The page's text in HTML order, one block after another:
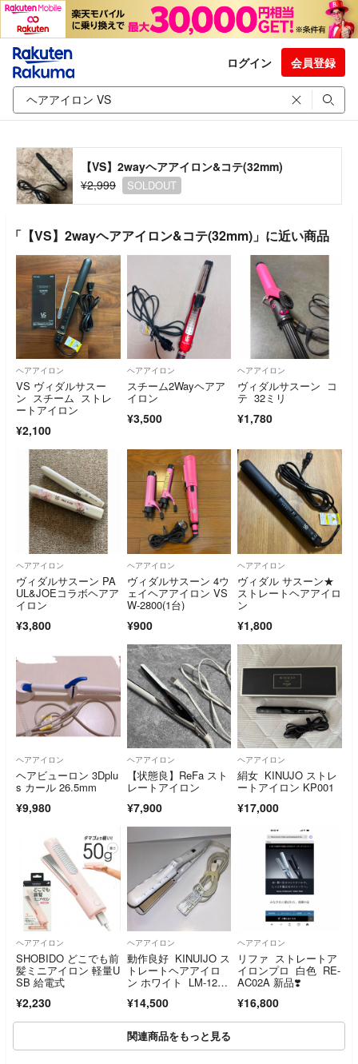
ログイン 会員登録
【VS】2wayヘアアイロン&コテ(32mm)
¥2,999
SOLDOUT
「【VS】2wayヘアアイロン&コテ(32mm)」に近い商品
ヘアアイロン
VS ヴィダルサスー
ン スチーム ストレ
ートアイロン
¥2,100
ヘアアイロン
スチーム2Wayヘアア
イロン
¥3,500
ヘアアイロン
ヴィダルサスーン コ
テ 32ミリ
¥1,780
ヘアアイロン
ヴィダルサスーン PA
UL&JOEコラボヘアア
イロン
¥3,800
ヘアアイロン
ヴィダルサスーン 4ウ
ェイヘアアイロン VS
W-2800(1台)
¥900
ヘアアイロン
ヴィダル サスーン★
ストレートヘアアイロ
ン
¥1,800
ヘアアイロン
ヘアビューロン 3Dplu
s カール 26.5mm
¥9,980
ヘアアイロン
【状態良】ReFa スト
レートアイロン
¥7,900
ヘアアイロン
絹女 KINUJO ストレ
ートアイロン KP001
¥17,000
ヘアアイロン
SHOBIDO どこでも前
髪ミニアイロン 軽量U
SB 給電式
¥2,230
ヘアアイロン
動作良好 KINUIJO ス
トレートヘアアイロ
ン ホワイト LM-12
¥14,500
ヘアアイロン
リファ ストレートア
イロンプロ 白色 RE-
AC02A 新品❣️
¥16,800
関連商品をもっと見る